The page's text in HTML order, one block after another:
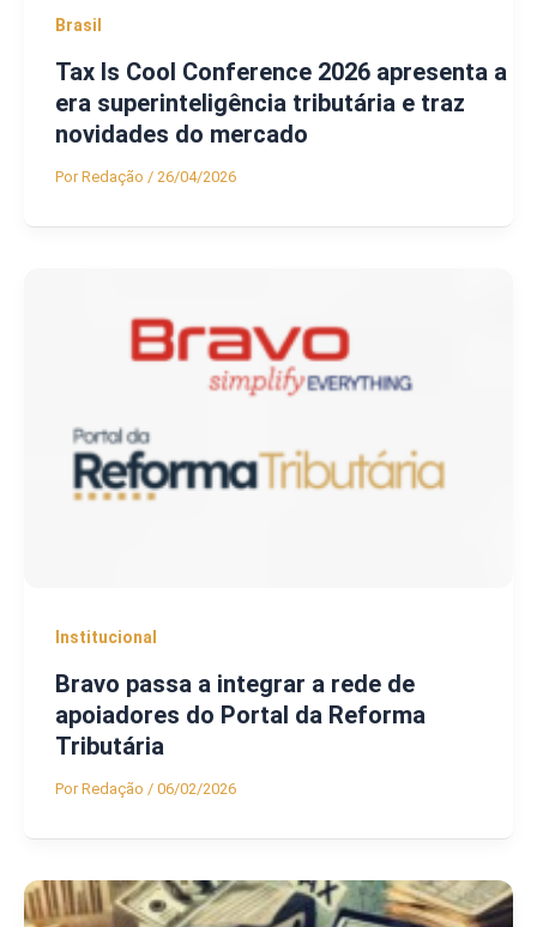
Brasil
Tax Is Cool Conference 2026 apresenta a
era superinteligência tributária e traz
novidades do mercado
PorRedação / 26/04/2026
Institucional
Bravo passa a integrar a rede de
apoiadores do Portal da Reforma
Tributária
PorRedação / 06/02/2026